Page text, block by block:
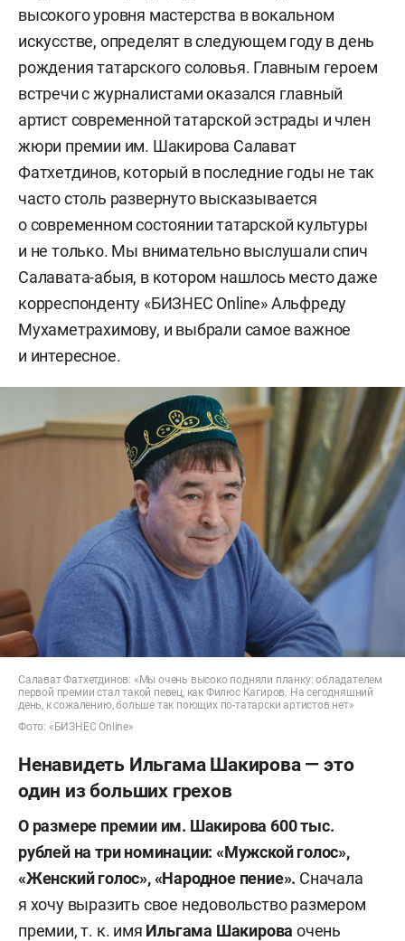
высокого уровня мастерства в вокальном
искусстве, определят в следующем году в день
рождения татарского соловья. Главным героем
встречи с журналистами оказался главный
артист современной татарской эстрады и член
жюри премии им. Шакирова Салават
Фатхетдинов, который в последние годы не так
часто столь развернуто высказывается
о современном состоянии татарской культуры
и не только. Мы внимательно выслушали спич
Салавата-абыя, в котором нашлось место даже
корреспонденту «БИЗНЕС Online» Альфреду
Мухаметрахимову, и выбрали самое важное
и интересное.
Салават Фатхетдинов: «Мы очень высоко подняли планку: обладателем
первой премии стал такой певец, как Филюс Кагиров. На сегодняшний
день, к сожалению, больше так поющих по-татарски артистов нет»
Фото: «БИЗНЕС Online»
Ненавидеть Ильгама Шакирова — это
один из больших грехов
О размере премии им. Шакирова 600 тыс.
рублей на три номинации: «Мужской голос»,
«Женский голос», «Народное пение». Сначала
я хочу выразить свое недовольство размером
премии, т. к. имя Ильгама Шакирова очень